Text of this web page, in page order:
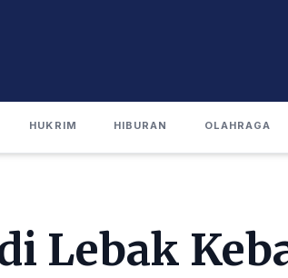
HUKRIM HIBURAN OLAHRAGA
Lebak